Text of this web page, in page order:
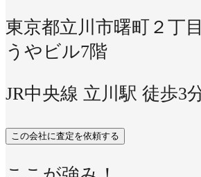
東京都立川市曙町２丁
うやビル7階
JR中央線 立川駅 徒歩3
この会社に査定を依頼する